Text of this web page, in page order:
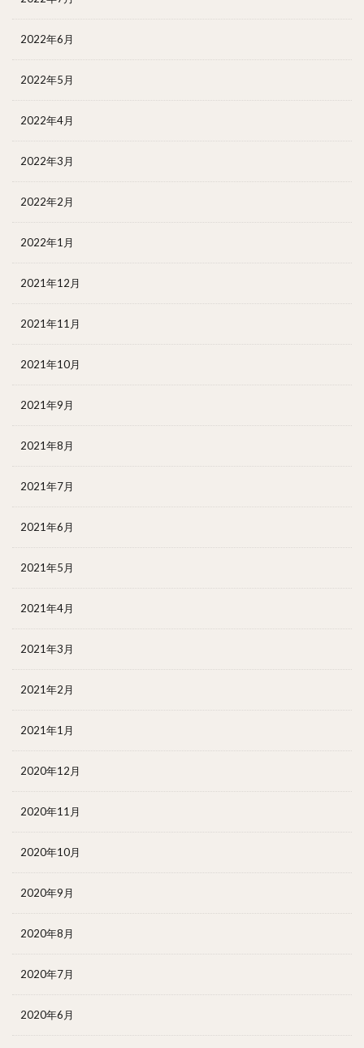
2022年6月
2022年5月
2022年4月
2022年3月
2022年2月
2022年1月
2021年12月
2021年11月
2021年10月
2021年9月
2021年8月
2021年7月
2021年6月
2021年5月
2021年4月
2021年3月
2021年2月
2021年1月
2020年12月
2020年11月
2020年10月
2020年9月
2020年8月
2020年7月
2020年6月